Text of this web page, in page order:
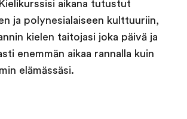
aikana tutustut
ja polynesialaiseen kulttuuriin,
kielen taitojasi joka päivä ja
enemmän aikaa rannalla kuin
elämässäsi.